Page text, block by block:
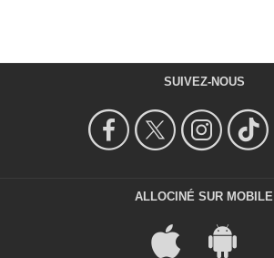
SUIVEZ-NOUS
ALLOCINÉ SUR MOBILE